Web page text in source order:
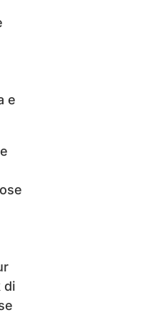
e
di